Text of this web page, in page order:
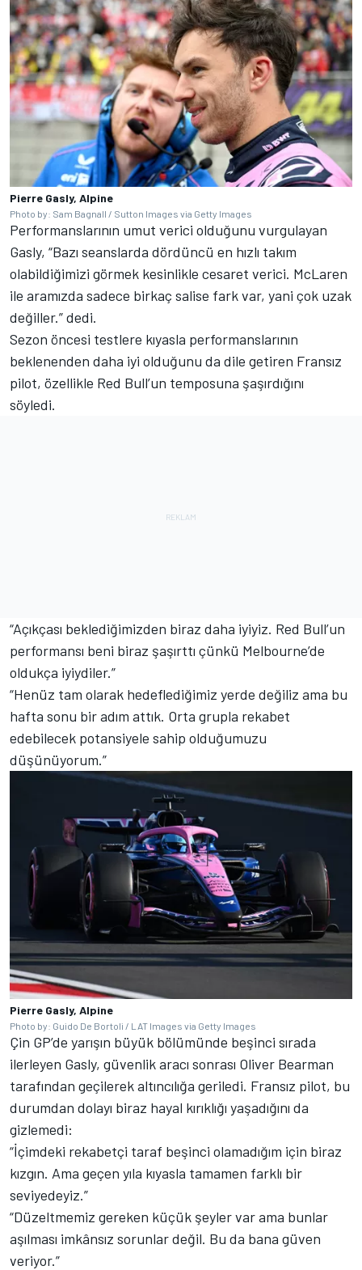
Pierre Gasly, Alpine
Photo by: Sam Bagnall / Sutton Images via Getty Images
Performanslarının umut verici olduğunu vurgulayan
Gasly, “Bazı seanslarda dördüncü en hızlı takım
olabildiğimizi görmek kesinlikle cesaret verici. McLaren
ile aramızda sadece birkaç salise fark var, yani çok uzak
değiller.” dedi.
Sezon öncesi testlere kıyasla performanslarının
beklenenden daha iyi olduğunu da dile getiren Fransız
pilot, özellikle Red Bull’un temposuna şaşırdığını
söyledi.
“Açıkçası beklediğimizden biraz daha iyiyiz. Red Bull’un
performansı beni biraz şaşırttı çünkü Melbourne’de
oldukça iyiydiler.”
“Henüz tam olarak hedeflediğimiz yerde değiliz ama bu
hafta sonu bir adım attık. Orta grupla rekabet
edebilecek potansiyele sahip olduğumuzu
düşünüyorum.”
Pierre Gasly, Alpine
Photo by: Guido De Bortoli / LAT Images via Getty Images
Çin GP’de yarışın büyük bölümünde beşinci sırada
ilerleyen Gasly, güvenlik aracı sonrası Oliver Bearman
tarafından geçilerek altıncılığa geriledi. Fransız pilot, bu
durumdan dolayı biraz hayal kırıklığı yaşadığını da
gizlemedi:
“İçimdeki rekabetçi taraf beşinci olamadığım için biraz
kızgın. Ama geçen yıla kıyasla tamamen farklı bir
seviyedeyiz.”
“Düzeltmemiz gereken küçük şeyler var ama bunlar
aşılması imkânsız sorunlar değil. Bu da bana güven
veriyor.”